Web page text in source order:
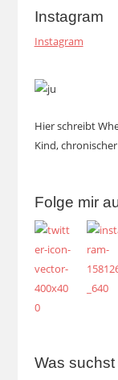
Instagram
Instagram
Hier schreibt
Kind,
Folge mir
Was suchst